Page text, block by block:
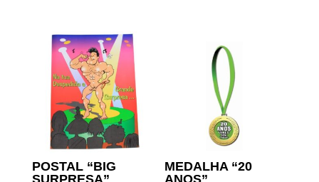
POSTAL “BIG
MEDALHA “20